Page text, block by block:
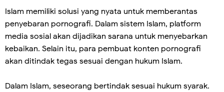
Islam memiliki solusi yang nyata untuk memberantas
penyebaran pornografi. Dalam sistem Islam, platform
media sosial akan dijadikan sarana untuk menyebarkan
kebaikan. Selain itu, para pembuat konten pornografi
akan ditindak tegas sesuai dengan hukum Islam.
Dalam Islam, seseorang bertindak sesuai hukum syarak.